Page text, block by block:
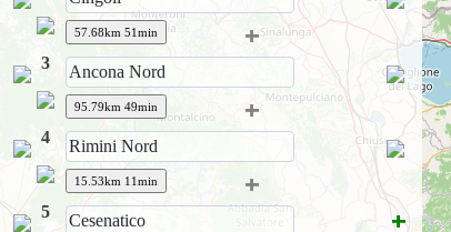
57.68km 51min +
3
95.79km 49min +
4
15.53km 11min +
5 +